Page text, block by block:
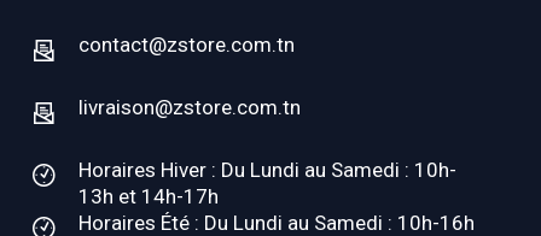
contact@zstore.com.tn
livraison@zstore.com.tn
Horaires Hiver : Du Lundi au Samedi : 10h-
13h et 14h-17h
Horaires Été : Du Lundi au Samedi : 10h-16h